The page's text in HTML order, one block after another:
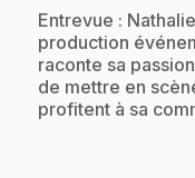
.Entrevue :
production
raconte sa
de mettre en
profitent à sa